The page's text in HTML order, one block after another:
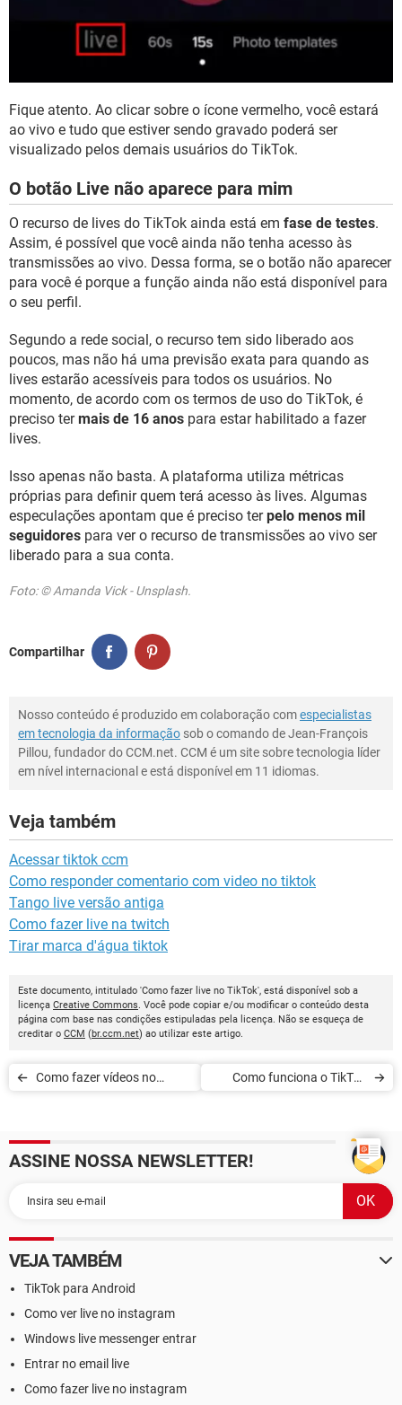
Fique atento. Ao clicar sobre o ícone vermelho, você estará
ao vivo e tudo que estiver sendo gravado poderá ser
visualizado pelos demais usuários do TikTok.
O botão Live não aparece para mim
O recurso de lives do TikTok ainda está em fase de testes.
Assim, é possível que você ainda não tenha acesso às
transmissões ao vivo. Dessa forma, se o botão não aparecer
para você é porque a função ainda não está disponível para
o seu perfil.
Segundo a rede social, o recurso tem sido liberado aos
poucos, mas não há uma previsão exata para quando as
lives estarão acessíveis para todos os usuários. No
momento, de acordo com os termos de uso do TikTok, é
preciso termais de 16 anos para estar habilitado a fazer
lives.
Isso apenas não basta. A plataforma utiliza métricas
próprias para definir quem terá acesso às lives. Algumas
especulações apontam que é preciso terpelo menos mil
seguidores para ver o recurso de transmissões ao vivo ser
liberado para a sua conta.
Foto: © Amanda Vick - Unsplash.
Compartilhar
Nosso conteúdo é produzido em colaboração comespecialistas
em tecnologia da informação sob o comando de Jean-François
Pillou, fundador do CCM.net. CCM é um site sobre tecnologia líder
em nível internacional e está disponível em 11 idiomas.
Veja também
Acessar tiktok ccm
Como responder comentario com video no tiktok
Tango live versão antiga
Como fazer live na twitch
Tirar marca d'água tiktok
Este documento, intitulado 'Como fazer live no TikTok', está disponível sob a
licença Creative Commons. Você pode copiar e/ou modificar o conteúdo desta
página com base nas condições estipuladas pela licença. Não se esqueça de
creditar o CCM (br.ccm.net) ao utilizar este artigo.
Como fazer vídeos no
Como funciona o TikTok
ASSINE NOSSA NEWSLETTER!
VEJA TAMBÉM
TikTok para Android
Como ver live no instagram
Windows live messenger entrar
Entrar no email live
Como fazer live no instagram